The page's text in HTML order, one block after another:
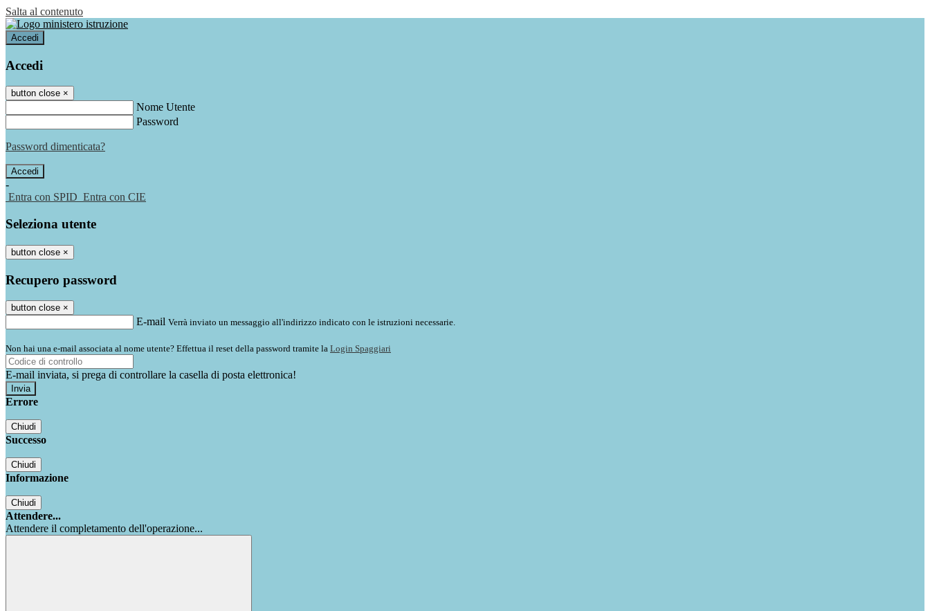
Salta al contenuto
Accedi
Accedi
button close ×
Nome Utente
Password
Password dimenticata?
-
Entra con SPID Entra con CIE
Seleziona utente
button close ×
Recupero password
button close ×
E-mail Verrà inviato un messaggio all'indirizzo indicato con le istruzioni necessarie.
Non hai una e-mail associata al nome utente? Effettua il reset della password tramite la Login Spaggiari
E-mail inviata, si prega di controllare la casella di posta elettronica!
Errore
Chiudi
Successo
Chiudi
Informazione
Chiudi
Attendere...
Attendere il completamento dell'operazione...